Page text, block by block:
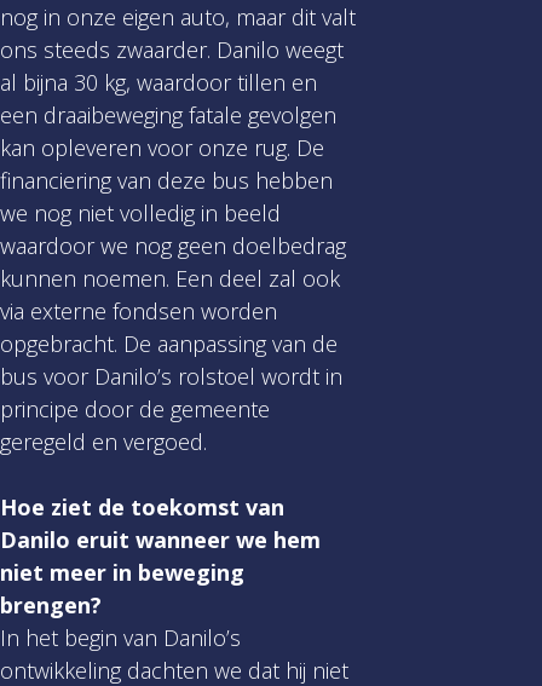
nog in onze eigen auto, maar dit valt
ons steeds zwaarder. Danilo weegt
al bijna 30 kg, waardoor tillen en
een draaibeweging fatale gevolgen
kan opleveren voor onze rug. De
financiering van deze bus hebben
we nog niet volledig in beeld
waardoor we nog geen doelbedrag
kunnen noemen. Een deel zal ook
via externe fondsen worden
opgebracht. De aanpassing van de
bus voor Danilo’s rolstoel wordt in
principe door de gemeente
geregeld en vergoed.
Hoe ziet de toekomst van
Danilo eruit wanneer we hem
niet meer in beweging
brengen?
In het begin van Danilo’s
ontwikkeling dachten we dat hij niet